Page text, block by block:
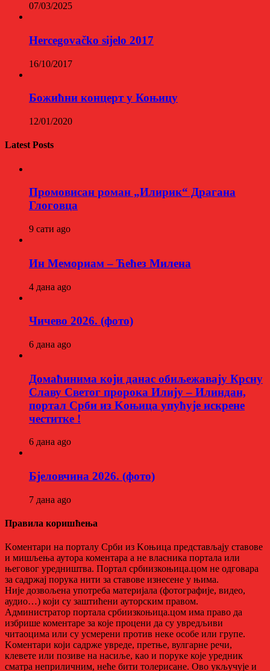
07/03/2025
Hercegovačko sijelo 2017
16/10/2017
Божићни концерт у Коњицу
12/01/2020
Latest Posts
Промовисан роман „Илирик“ Драгана
Глоговца
9 сати ago
Ин Мемориам – Ћећез Милена
4 дана ago
Чичево 2026. (фото)
6 дана ago
Домаћинима који данас обиљежавају Крсну
Славу Светог пророка Илију – Илиндан,
портал Срби из Kоњица упућује искрене
честитке !
6 дана ago
Бјеловчина 2026. (фото)
7 дана ago
Правила коришћења
Kоментари на порталу Срби из Kоњица представљају ставове
и мишљења аутора коментара а не власника портала или
његовог уредништва. Портал србиизкоњица.цом не одговара
за садржај порука нити за ставове изнесене у њима.
Није дозвољена употреба материјала (фотографије, видео,
аудио…) који су заштићени ауторским правом.
Администратор портала србиизкоњица.цом има право да
избрише коментаре за које процени да су увредљиви
читаоцима или су усмерени против неке особе или групе.
Kоментари који садрже увреде, претње, вулгарне речи,
клевете или позиве на насиље, као и поруке које уредник
сматра неприличним, неће бити толерисане. Ово укључује и